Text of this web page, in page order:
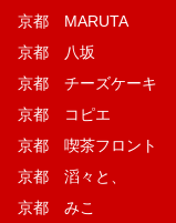
京都 MARUTA
京都 八坂
京都 チーズケーキ
京都 コピエ
京都 喫茶フロント
京都 滔々と、
京都 みこ